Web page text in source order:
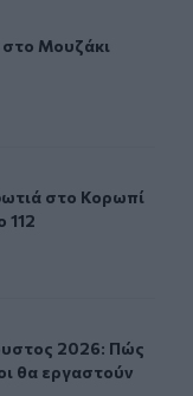
Μουζάκι Ηλείας
Μουζάκι
ηχήσει το 112
στο Κορωπί -
στο Κορωπί
112
όσοι θα
2026: Πώς
2026: Πώς
θα εργαστούν